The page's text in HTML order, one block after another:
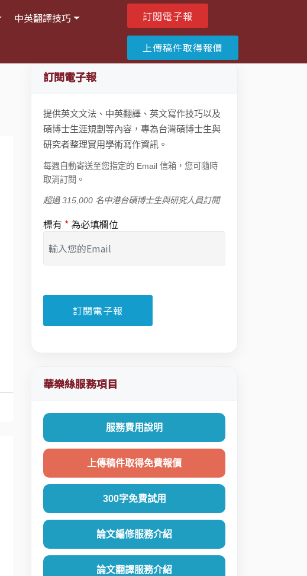
中英翻譯技巧
訂閱電子報
上傳稿件取得報價
訂閱電子報
提供英文文法、中英翻譯、英文寫作技巧以及
碩博士生涯規劃等內容，專為台灣碩博士生與
研究者整理實用學術寫作資訊。
每週自動寄送至您指定的 Email 信箱，您可隨時
取消訂閱。
超過 315,000 名中港台碩博士生與研究人員訂閱
標有 * 為必填欄位
華樂絲服務項目
服務費用說明
上傳稿件取得免費報價
300字免費試用
論文編修服務介紹
論文翻譯服務介紹